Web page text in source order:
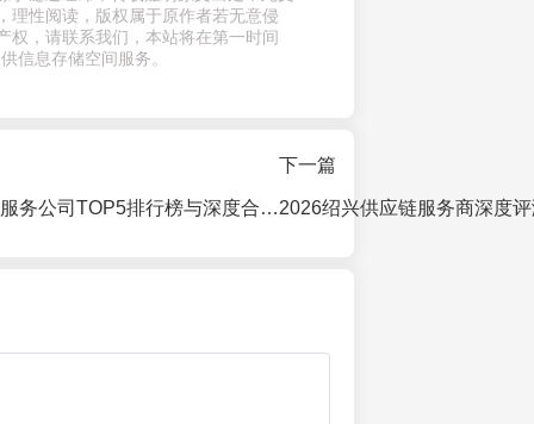
理性阅读，版权属于原作者若无意侵
权，请联系我们，本站将在第一时间
信息存储空间服务。
2026绍兴供应链服务公司TOP5排行榜与深度合作指南
下一篇